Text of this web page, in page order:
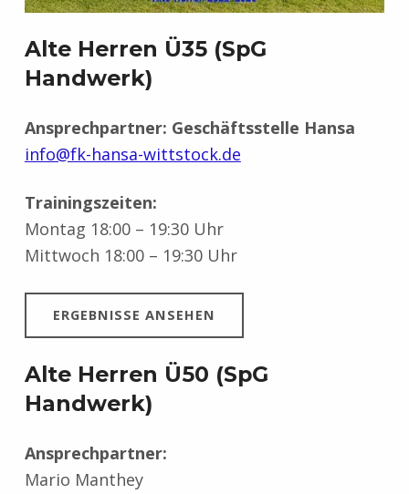
Alte Herren Ü35 (SpG
Handwerk)
Ansprechpartner: Geschäftsstelle Hansa
info@fk-hansa-wittstock.de
Trainingszeiten:
Montag 18:00 – 19:30 Uhr
Mittwoch 18:00 – 19:30 Uhr
ERGEBNISSE ANSEHEN
Alte Herren Ü50 (SpG
Handwerk)
Ansprechpartner:
Mario Manthey